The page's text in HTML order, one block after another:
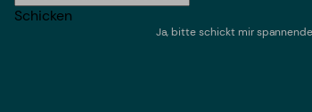
Schicken
Ja, bitte schickt mir